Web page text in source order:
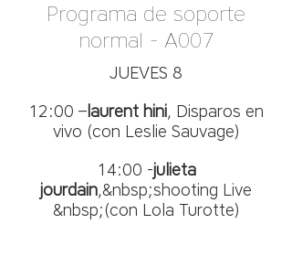
Programa de soporte
normal - A007
JUEVES 8
12:00 –laurent hini, Disparos en
vivo (con Leslie Sauvage)
14:00 -julieta
jourdain,&nbsp;shooting Live
&nbsp;(con Lola Turotte)